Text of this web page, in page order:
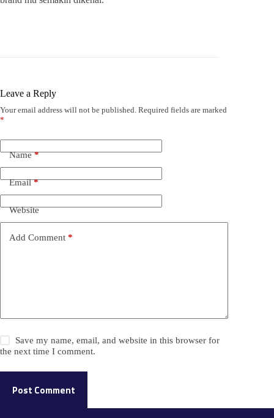
Leave a Reply
Your email address will not be published. Required fields are marked
*
Name*
Email*
Website
Add Comment *
Save my name, email, and website in this browser for
the next time I comment.
Post Comment